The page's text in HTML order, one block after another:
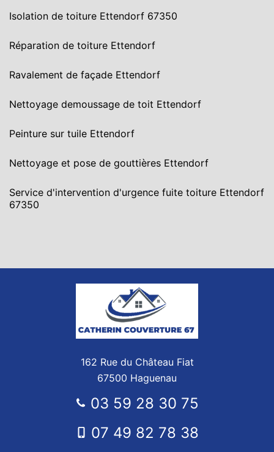
Isolation de toiture Ettendorf 67350
Réparation de toiture Ettendorf
Ravalement de façade Ettendorf
Nettoyage demoussage de toit Ettendorf
Peinture sur tuile Ettendorf
Nettoyage et pose de gouttières Ettendorf
Service d'intervention d'urgence fuite toiture Ettendorf
67350
162 Rue du Château Fiat
67500 Haguenau
03 59 28 30 75
07 49 82 78 38